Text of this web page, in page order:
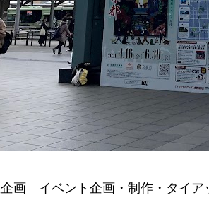
画 イベント企画・制作・タイア